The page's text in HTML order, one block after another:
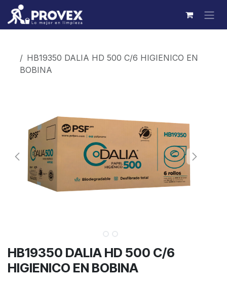
Ir al contenido
HB19350 DALIA HD 500 C/6 HIGIENICO EN
BOBINA
HB19350 DALIA HD 500 C/6
HIGIENICO EN BOBINA